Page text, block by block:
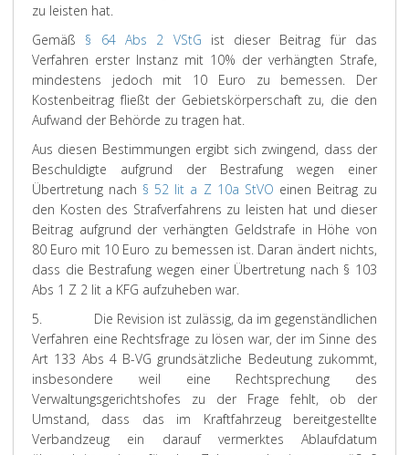
zu leisten hat.
Gemäß § 64 Abs 2 VStG ist dieser Beitrag für das
Verfahren erster Instanz mit 10% der verhängten Strafe,
mindestens jedoch mit 10 Euro zu bemessen. Der
Kostenbeitrag fließt der Gebietskörperschaft zu, die den
Aufwand der Behörde zu tragen hat.
Aus diesen Bestimmungen ergibt sich zwingend, dass der
Beschuldigte aufgrund der Bestrafung wegen einer
Übertretung nach § 52 lit a Z 10a StVO einen Beitrag zu
den Kosten des Strafverfahrens zu leisten hat und dieser
Beitrag aufgrund der verhängten Geldstrafe in Höhe von
80 Euro mit 10 Euro zu bemessen ist. Daran ändert nichts,
dass die Bestrafung wegen einer Übertretung nach § 103
Abs 1 Z 2 lit a KFG aufzuheben war.
5. Die Revision ist zulässig, da im gegenständlichen
Verfahren eine Rechtsfrage zu lösen war, der im Sinne des
Art 133 Abs 4 B-VG grundsätzliche Bedeutung zukommt,
insbesondere weil eine Rechtsprechung des
Verwaltungsgerichtshofes zu der Frage fehlt, ob der
Umstand, dass das im Kraftfahrzeug bereitgestellte
Verbandzeug ein darauf vermerktes Ablaufdatum